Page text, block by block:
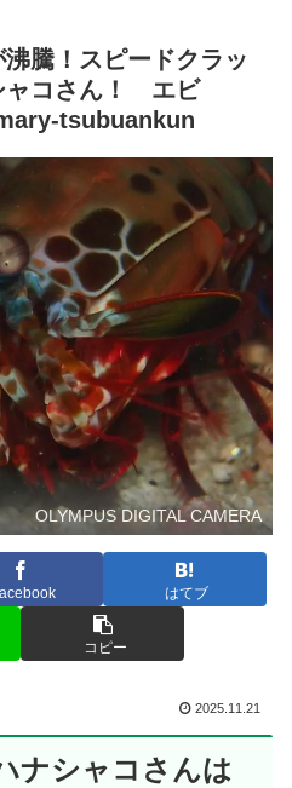
騰！スピードクラッ
ャコさん！ エビ
tsubuankun
OLYMPUS DIGITAL CAMERA
はてブ
コピー
2025.11.21
ナシャコさんは